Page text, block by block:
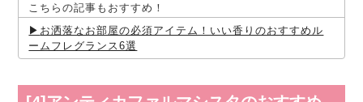
こちらの記事もおすすめ！
お洒落なお部屋の必須アイテム！いい香りのおすすめル
ームフレグランス6選